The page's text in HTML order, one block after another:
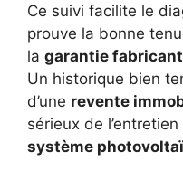
Ce suivi facilite le
prouve la bonne
la garantie fabricant
Un historique bien
d’une revente
sérieux de
système